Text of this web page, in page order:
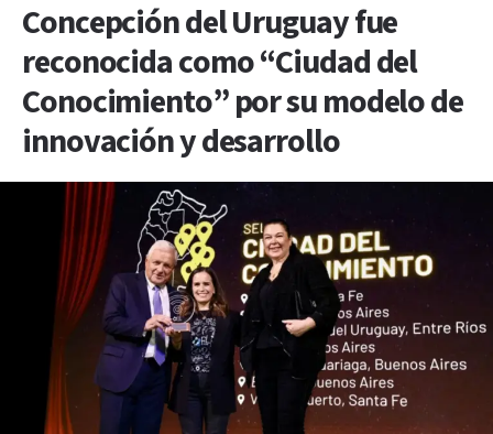
Concepción del Uruguay fue
reconocida como “Ciudad del
Conocimiento” por su modelo de
innovación y desarrollo